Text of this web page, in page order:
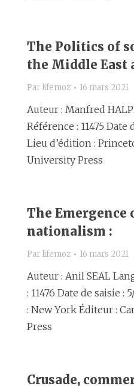
The Politics of
the Middle East
Par lifemoz 16 mars 2021
Auteur : Manfred
Référence : 11475 Date
Lieu d’édition :
University Press
The Emergence
nationalism :
Par lifemoz 16 mars 2021
Auteur : Anil SEAL
: 11476 Date de saisie :
: New York Éditeur :
Press
Crusade,